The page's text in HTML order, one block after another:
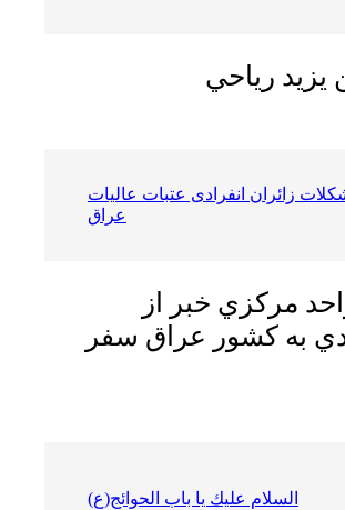
رياحي
زائران انفرادی عتبات عالیات
عراق
مركزي خبر از
به كشور عراق سفر
السلام عليك يا باب الحوائج(ع)